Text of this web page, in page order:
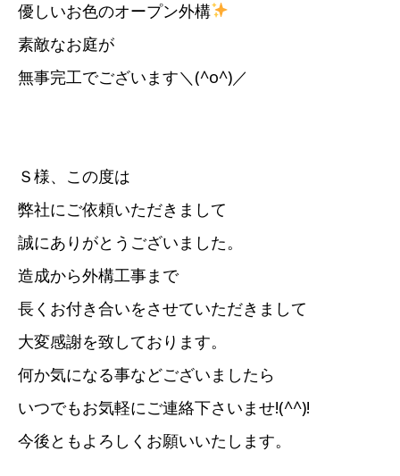
優しいお色のオープン外構
素敵なお庭が
無事完工でございます＼(^o^)／
Ｓ様、この度は
弊社にご依頼いただきまして
誠にありがとうございました。
造成から外構工事まで
長くお付き合いをさせていただきまして
大変感謝を致しております。
何か気になる事などございましたら
いつでもお気軽にご連絡下さいませ!(^^)!
今後ともよろしくお願いいたします。